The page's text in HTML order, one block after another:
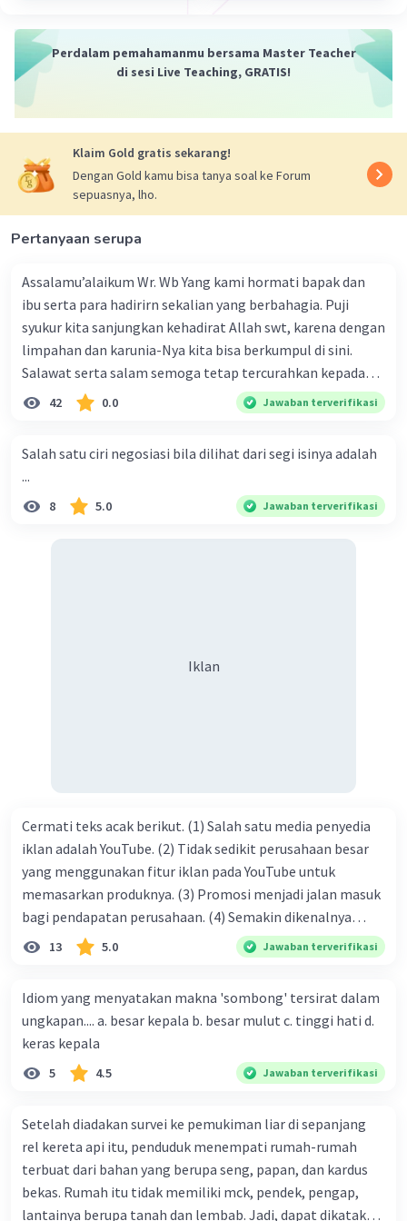
Iklan
Perdalam pemahamanmu bersama Master Teacher
di sesi Live Teaching, GRATIS!
Klaim Gold gratis sekarang!
Dengan Gold kamu bisa tanya soal ke Forum
sepuasnya, lho.
Pertanyaan serupa
Assalamu’alaikum Wr. Wb Yang kami hormati bapak dan
ibu serta para hadirirn sekalian yang berbahagia. Puji
syukur kita sanjungkan kehadirat Allah swt, karena dengan
limpahan dan karunia-Nya kita bisa berkumpul di sini.
Salawat serta salam semoga tetap tercurahkan kepada
junjungan Nabi besar Muhammad saw, karena beliau
menyiarkan agama yang haq, yakni agama islam, agama
ke dalam umat-Nya yang diberkahi. Amin ya rabbal alamin.
Hadirin sekalian yang berbahagia! Dirasa amat penting
sekali jiwa sosial untuk diterapkan di lingkungan keluarga,
limpahan karuniaNya kita bisa berkumpul di sini. Kalimat
42 0.0 Jawaban terverifikasi
Salah satu ciri negosiasi bila dilihat dari segi isinya adalah
...
8 5.0 Jawaban terverifikasi
Iklan
Cermati teks acak berikut. (1) Salah satu media penyedia
iklan adalah YouTube. (2) Tidak sedikit perusahaan besar
yang menggunakan fitur iklan pada YouTube untuk
memasarkan produknya. (3) Promosi menjadi jalan masuk
bagi pendapatan perusahaan. (4) Semakin dikenalnya
suatu produk oleh konsumen, semakin besar pula peluang
perusahaan kepada konsumen. Urutan yang tepat agar
menjadi teks eksposisi yang padu adalah .... A. (1)-(2)-(3)-
(4)-(5) B. (2)-(1)-(3)-(4)-(5) C. (3)-(1)-(2)-(5)-(4) D. (3)-(5)-
(4)-(1)-(2) E. (5)-(1)-(3)-(4)-(2)
13 5.0 Jawaban terverifikasi
Idiom yang menyatakan makna 'sombong' tersirat dalam
ungkapan.... a. besar kepala b. besar mulut c. tinggi hati d.
keras kepala
5 4.5 Jawaban terverifikasi
Setelah diadakan survei ke pemukiman liar di sepanjang
rel kereta api itu, penduduk menempati rumah-rumah
terbuat dari bahan yang berupa seng, papan, dan kardus
bekas. Rumah itu tidak memiliki mck, pendek, pengap,
lantainya berupa tanah dan lembab. Jadi, dapat dikatakan